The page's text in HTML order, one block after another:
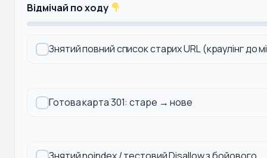
Відмічай по ходу
Знятий повний список старих URL (краулінг до
Готова карта 301: старе → нове
Знятий noindex / тестовий Disallow з бойового